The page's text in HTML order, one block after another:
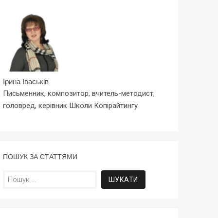
Ірина Іваськів
Письменник, композитор, вчитель-методист,
головред, керівник Школи Копірайтингу
ПОШУК ЗА СТАТТЯМИ
Пошук: